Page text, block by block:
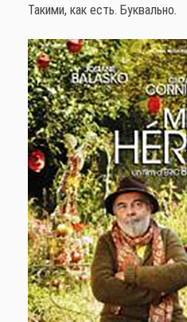
Такими, как есть. Буквально.